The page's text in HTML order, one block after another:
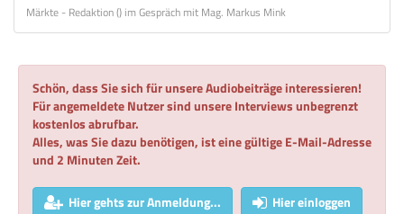
Märkte - Redaktion () im Gespräch mit Mag. Markus Mink
Schön, dass Sie sich für unsere Audiobeiträge interessieren!
Für angemeldete Nutzer sind unsere Interviews unbegrenzt
kostenlos abrufbar.
Alles, was Sie dazu benötigen, ist eine gültige E-Mail-Adresse
und 2 Minuten Zeit.
Hier gehts zur Anmeldung... Hier einloggen